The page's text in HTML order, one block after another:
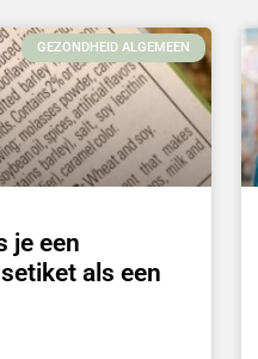
GEZONDHEID ALGEMEEN
je een
als een